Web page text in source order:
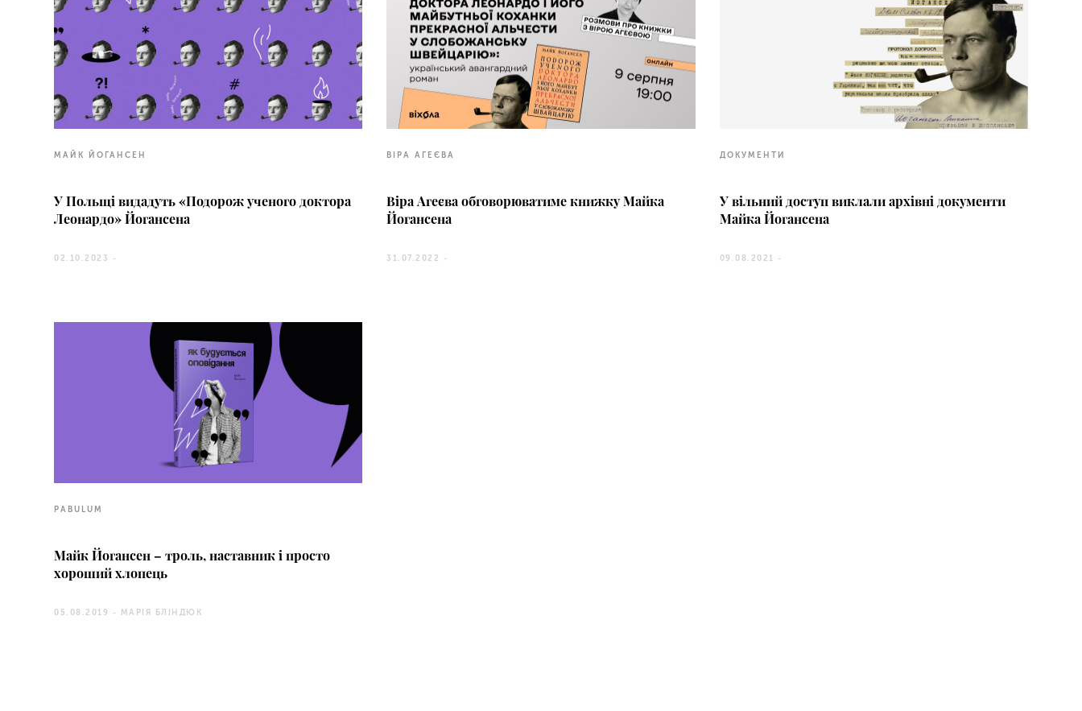
МАЙК ЙОГАНСЕН
У Польщі видадуть «Подорож ученого доктора
Леонардо» Йогансена
02.10.2023 -
ВІРА АГЕЄВА
Віра Агеєва обговорюватиме книжку Майка
Йогансена
31.07.2022 -
ДОКУМЕНТИ
У вільний доступ виклали архівні документи
Майка Йогансена
09.08.2021 -
PABULUM
Майк Йогансен – троль, наставник і просто
хороший хлопець
05.08.2019 - МАРІЯ БЛІНДЮК